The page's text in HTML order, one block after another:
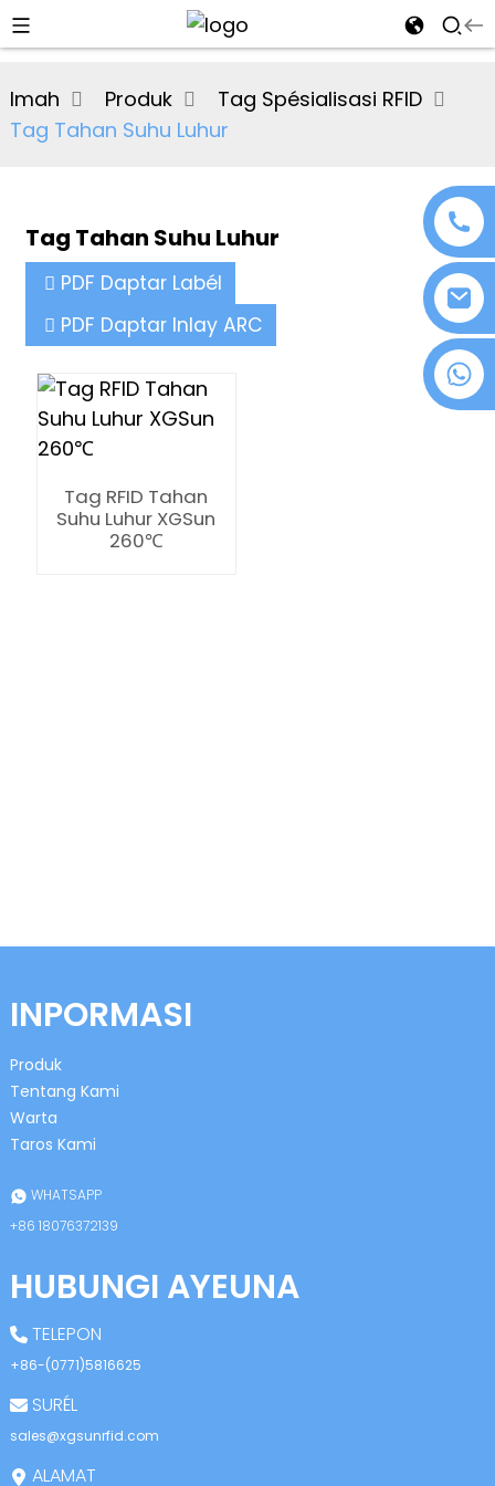
Imah Produk
Tag Spésialisasi RFID
Tag Tahan Suhu Luhur
Tag Tahan Suhu Luhur
PDF Daptar Labél
PDF Daptar Inlay ARC
Tag RFID Tahan
Suhu Luhur XGSun
260℃
INPORMASI
Produk
Tentang Kami
Warta
Taros Kami
WHATSAPP
+86 18076372139
HUBUNGI AYEUNA
TELEPON
+86-(0771)5816625
SURÉL
sales@xgsunrfid.com
ALAMAT